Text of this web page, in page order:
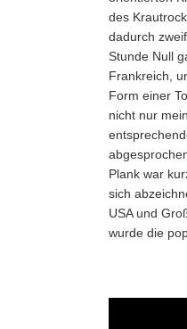
des
dadurch
Stunde Null
Frankreich,
Form einer
nicht nur
Plank war
sich
USA und
wurde die